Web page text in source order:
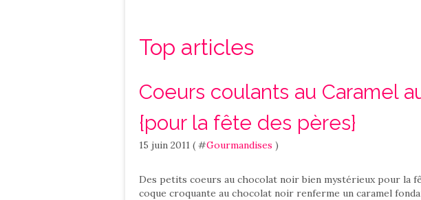
Top articles
Coeurs coulants au Caramel
{pour la fête des pères}
15 juin 2011 ( #Gourmandises )
Des petits coeurs au chocolat noir bien mystérieux pour la
coque croquante au chocolat noir renferme un caramel